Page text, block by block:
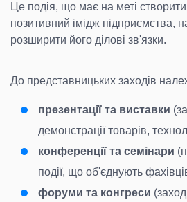
Це подія, що має на меті
позитивний імідж підприємства,
розширити його ділові зв'язки.
До представницьких заходів
презентації та виставки
демонстрації товарів,
конференції та семінари
події, що об'єднують
форуми та конгреси